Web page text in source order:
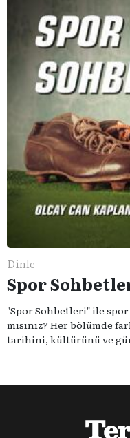
Dinle
Spor
"Spor Sohbetleri" ile spor
mısınız? Her bölümde
tarihini, kültürünü ve
olmadığına inananlardansanız "Spor